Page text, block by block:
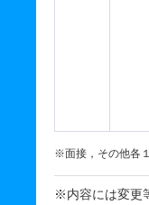
※面接，その他各
※内容には変更